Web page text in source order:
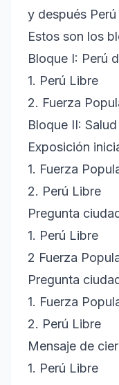
y después Perú
Estos son los
Bloque I: Perú
1. Perú Libre
2. Fuerza
Bloque II:
Exposición
1. Fuerza
2. Perú Libre
Pregunta
1. Perú Libre
2 Fuerza
Pregunta
1. Fuerza
2. Perú Libre
Mensaje de
1. Perú Libre